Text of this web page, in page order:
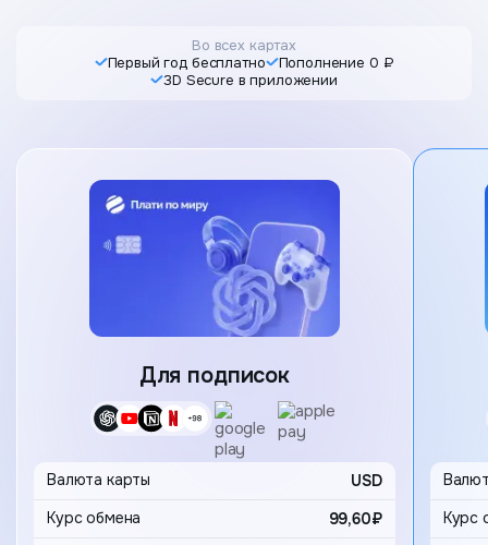
Во всех картах
Первый год бесплатно
Пополнение 0 ₽
3D Secure в приложении
Карта
Для подписок
Валюта карты
USD
99,60₽